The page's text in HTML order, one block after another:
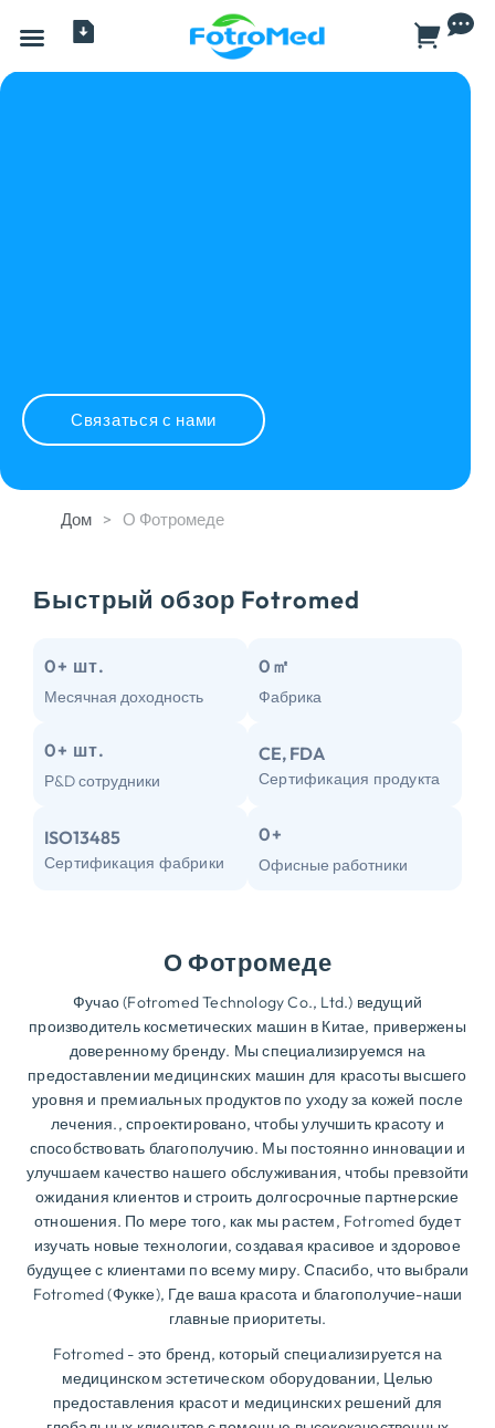
Связаться с нами
Дом > О Фотромеде
Быстрый обзор Fotromed
Месячная доходность
0+ шт.
Фабрика
0 ㎡
Р&D сотрудники
0+ шт. CE, FDA
Сертификация продукта
ISO13485
Сертификация фабрики Офисные работники
0+
О Фотромеде
Фучао (Fotromed Technology Co., Ltd.) ведущий
производитель косметических машин в Китае, привержены
доверенному бренду. Мы специализируемся на
предоставлении медицинских машин для красоты высшего
уровня и премиальных продуктов по уходу за кожей после
лечения., спроектировано, чтобы улучшить красоту и
способствовать благополучию. Мы постоянно инновации и
улучшаем качество нашего обслуживания, чтобы превзойти
ожидания клиентов и строить долгосрочные партнерские
отношения. По мере того, как мы растем, Fotromed будет
изучать новые технологии, создавая красивое и здоровое
будущее с клиентами по всему миру. Спасибо, что выбрали
Fotromed (Фукке), Где ваша красота и благополучие-наши
главные приоритеты.
Fotromed - это бренд, который специализируется на
медицинском эстетическом оборудовании, Целью
предоставления красот и медицинских решений для